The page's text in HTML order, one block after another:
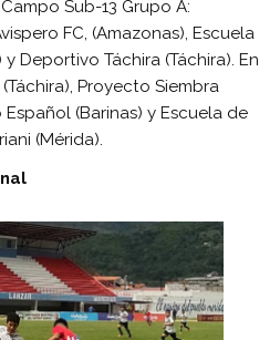
Sub-13 Grupo A:
FC, (Amazonas), Escuela
Deportivo Táchira (Táchira). En
Proyecto Siembra
(Barinas) y Escuela de
(Mérida).